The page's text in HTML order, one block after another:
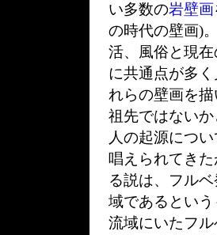
い多数の岩壁画
の時代の壁画)
活、風俗と現
に共通点が多
れらの壁画を
祖先ではない
人の起源につ
唱えられてき
る説は、フル
域であるとい
流域にいたフ